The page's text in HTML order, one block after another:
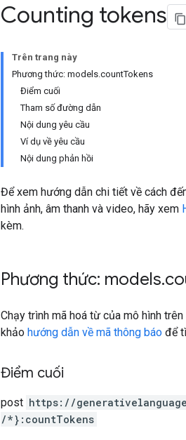
Counting tokens
Trên trang này
Phương thức: models.countTokens
Điểm cuối
Tham số đường dẫn
Nội dung yêu cầu
Ví dụ về yêu cầu
Nội dung phản hồi
Để xem hướng dẫn chi tiết về cách
hình ảnh, âm thanh và video, hãy xem
kèm.
Phương thức: models.
Chạy trình mã hoá từ của mô hình
khảo hướng dẫn về mã thông báo để
Điểm cuối
post https: / /
/*}:countTokens